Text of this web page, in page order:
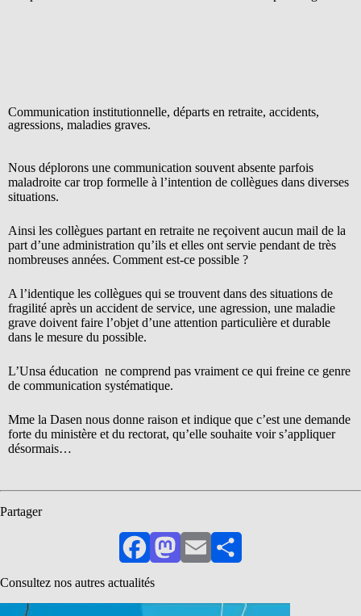
Communication institutionnelle, départs en retraite, accidents,
agressions, maladies graves.
Nous déplorons une communication souvent absente parfois
maladroite car trop formelle à l’intention de collègues dans diverses
situations.
Ainsi les collègues partant en retraite ne reçoivent aucun mail de la
part d’une administration qu’ils et elles ont servie pendant de très
nombreuses années. Comment est-ce possible ?
A l’identique les collègues qui se trouvent dans des situations de
fragilité après un accident de service, une agression, une maladie
grave doivent faire l’objet d’une attention particulière et durable
dans le mesure du possible.
L’Unsa éducation ne comprend pas vraiment ce qui freine ce genre
de communication systématique.
Mme la Dasen nous donne raison et indique que c’est une demande
forte du ministère et du rectorat, qu’elle souhaite voir s’appliquer
désormais…
Partager
FacebookMastodon
EmailPartager
Consultez nos autres actualités